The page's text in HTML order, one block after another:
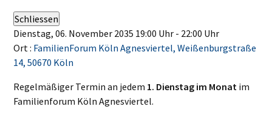
Schliessen
Dienstag, 06. November 2035 19:00 Uhr - 22:00 Uhr
Ort : FamilienForum Köln Agnesviertel, Weißenburgstraße
14, 50670 Köln
Regelmäßiger Termin an jedem 1. Dienstag im Monat im
Familienforum Köln Agnesviertel.